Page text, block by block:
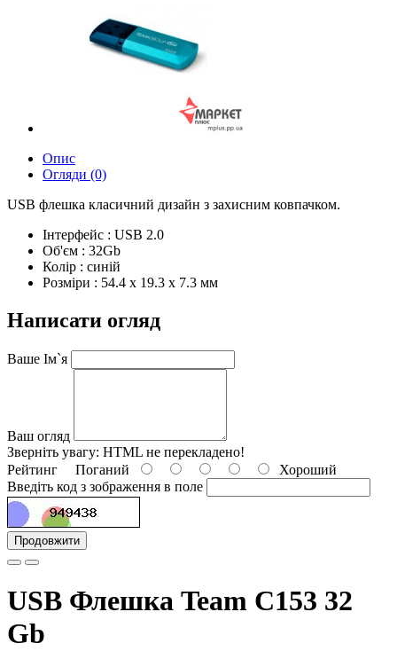
Опис
Огляди (0)
USB флешка класичний дизайн з захисним ковпачком.
Інтерфейс : USB 2.0
Об'єм : 32Gb
Колір : синій
Розміри : 54.4 x 19.3 x 7.3 мм
Написати огляд
Ваше Ім`я
Ваш огляд
Зверніть увагу: HTML не перекладено!
Рейтинг Поганий
Хороший
Введіть код з зображення в поле
Продовжити
USB Флешка Team C153 32
Gb